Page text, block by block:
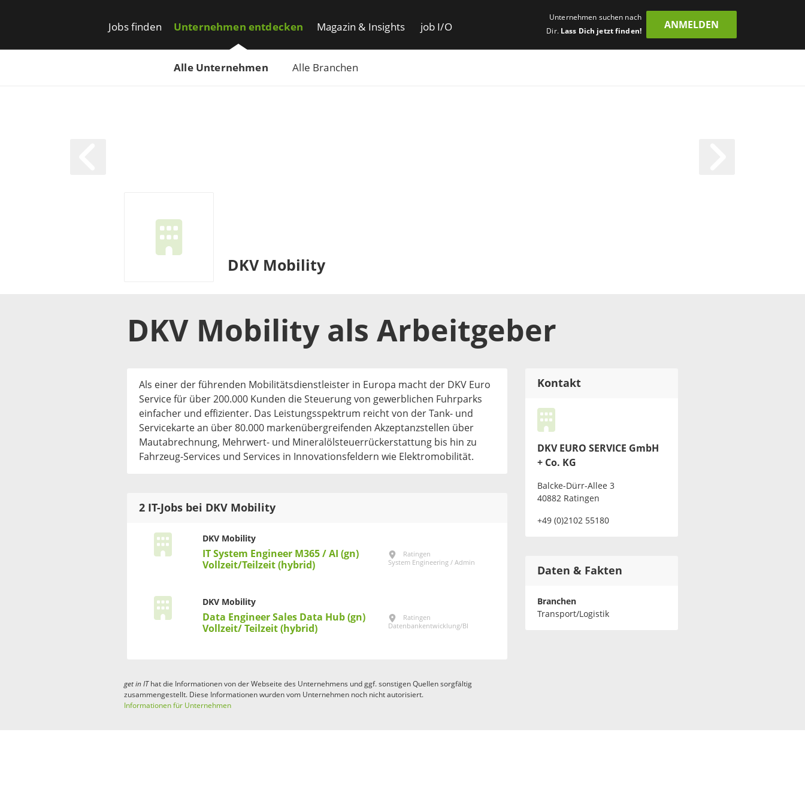
Jobs finden Unternehmen entdecken
Alle Unternehmen Alle Branchen
Magazin & Insights job I/O
Unternehmen suchen nach
Dir. Lass Dich jetzt finden!
ANMELDEN
DKV Mobility
DKV Mobilityals Arbeitgeber
Als einer der führenden Mobilitätsdienstleister in Europa macht der DKV Euro
Service für über 200.000 Kunden die Steuerung von gewerblichen Fuhrparks
einfacher und effizienter. Das Leistungsspektrum reicht von der Tank- und
Servicekarte an über 80.000 markenübergreifenden Akzeptanzstellen über
Mautabrechnung, Mehrwert- und Mineralölsteuerrückerstattung bis hin zu
Fahrzeug-Services und Services in Innovationsfeldern wie Elektromobilität.
2 IT-Jobs bei DKV Mobility
DKV Mobility
IT System Engineer M365 / AI (gn)
Vollzeit/Teilzeit (hybrid)
Ratingen
System Engineering / Admin
DKV Mobility
Data Engineer Sales Data Hub (gn)
Vollzeit/ Teilzeit (hybrid)
Ratingen
Datenbankentwicklung/BI
Kontakt
DKV EURO SERVICE GmbH
+ Co. KG
Balcke-Dürr-Allee 3
40882 Ratingen
+49 (0)2102 55180
Daten & Fakten
Branchen
Transport/Logistik
get in IThat die Informationen von der Webseite des Unternehmens und ggf. sonstigen Quellen sorgfältig
zusammengestellt. Diese Informationen wurden vom Unternehmen noch nicht autorisiert.
Informationen für Unternehmen